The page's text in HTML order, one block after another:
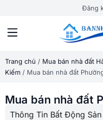
Đăng
Trang chủ / Mua bán nhà đất
Kiếm / Mua bán nhà đất
Mua bán nhà đất
Thông Tin Bất Động